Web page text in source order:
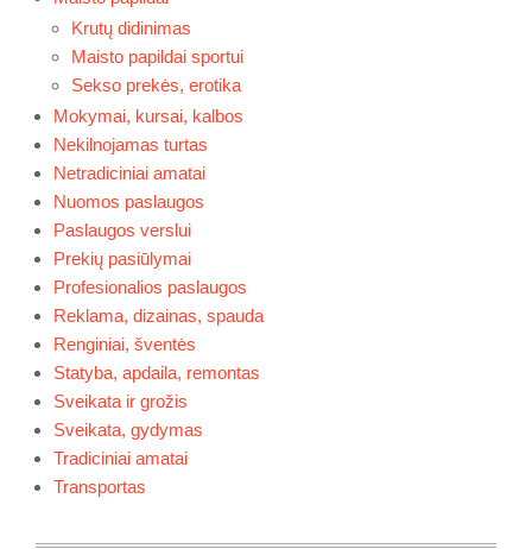
Krutų didinimas
Maisto papildai sportui
Sekso prekės, erotika
Mokymai, kursai, kalbos
Nekilnojamas turtas
Netradiciniai amatai
Nuomos paslaugos
Paslaugos verslui
Prekių pasiūlymai
Profesionalios paslaugos
Reklama, dizainas, spauda
Renginiai, šventės
Statyba, apdaila, remontas
Sveikata ir grožis
Sveikata, gydymas
Tradiciniai amatai
Transportas